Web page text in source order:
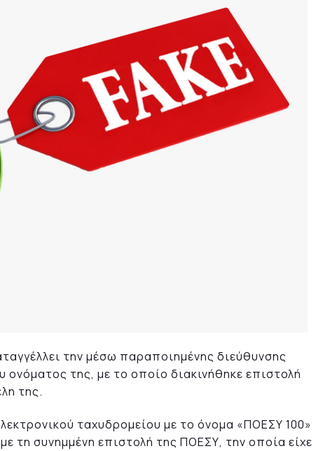
την μέσω παραποιημένης διεύθυνσης
ονόματος της, με το οποίο διακινήθηκε επιστολή
της.
ταχυδρομείου με το όνομα «ΠΟΕΣΥ 100»
τη συνημμένη επιστολή της ΠΟΕΣΥ, την οποία είχε